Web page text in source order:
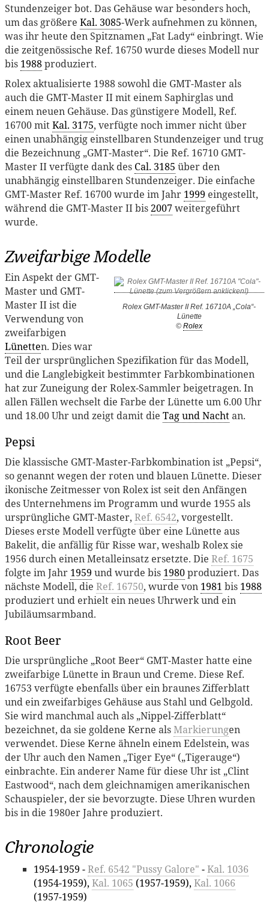
Stundenzeiger bot. Das Gehäuse war besonders hoch,
um das größere Kal. 3085-Werk aufnehmen zu können,
was ihr heute den Spitznamen „Fat Lady“ einbringt. Wie
die zeitgenössische Ref. 16750 wurde dieses Modell nur
bis 1988produziert.
Rolex aktualisierte 1988 sowohl die GMT-Master als
auch die GMT-Master II mit einem Saphirglas und
einem neuen Gehäuse. Das günstigere Modell, Ref.
16700 mitKal. 3175, verfügte noch immer nicht über
einen unabhängig einstellbaren Stundenzeiger und trug
die Bezeichnung „GMT-Master“. Die Ref. 16710 GMT-
Master II verfügte dank des Cal. 3185 über den
unabhängig einstellbaren Stundenzeiger. Die einfache
GMT-Master Ref. 16700 wurde im Jahr 1999 eingestellt,
während die GMT-Master II bis2007weitergeführt
wurde.
Zweifarbige Modelle
Rolex GMT-Master II Ref. 16710A „Cola“-
Lünette
© Rolex
Ein Aspekt der GMT-
Master und GMT-
Master II ist die
Verwendung von
zweifarbigen
Lünetten. Dies war
Teil der ursprünglichen Spezifikation für das Modell,
und die Langlebigkeit bestimmter Farbkombinationen
hat zur Zuneigung der Rolex-Sammler beigetragen. In
allen Fällen wechselt die Farbe der Lünette um 6.00 Uhr
und 18.00 Uhr und zeigt damit die Tag und Nachtan.
Pepsi
Die klassische GMT-Master-Farbkombination ist „Pepsi“,
so genannt wegen der roten und blauen Lünette. Dieser
ikonische Zeitmesser von Rolex ist seit den Anfängen
des Unternehmens im Programm und wurde 1955 als
ursprüngliche GMT-Master, Ref. 6542, vorgestellt.
Dieses erste Modell verfügte über eine Lünette aus
Bakelit, die anfällig für Risse war, weshalb Rolex sie
1956 durch einen Metalleinsatz ersetzte. Die Ref. 1675
folgte im Jahr 1959 und wurde bis 1980produziert. Das
nächste Modell, die Ref. 16750, wurde von 1981 bis 1988
produziert und erhielt ein neues Uhrwerk und ein
Jubiläumsarmband.
Root Beer
Die ursprüngliche „Root Beer“ GMT-Master hatte eine
zweifarbige Lünette in Braun und Creme. Diese Ref.
16753 verfügte ebenfalls über ein braunes Zifferblatt
und ein zweifarbiges Gehäuse aus Stahl und Gelbgold.
Sie wird manchmal auch als „Nippel-Zifferblatt“
bezeichnet, da sie goldene Kerne alsMarkierungen
verwendet. Diese Kerne ähneln einem Edelstein, was
der Uhr auch den Namen „Tiger Eye“ („Tigerauge“)
einbrachte. Ein anderer Name für diese Uhr ist „Clint
Eastwood“, nach dem gleichnamigen amerikanischen
Schauspieler, der sie bevorzugte. Diese Uhren wurden
bis in die 1980er Jahre produziert.
Chronologie
1954-1959 -Ref. 6542 "Pussy Galore" -Kal. 1036
(1954-1959), Kal. 1065 (1957-1959), Kal. 1066
(1957-1959)